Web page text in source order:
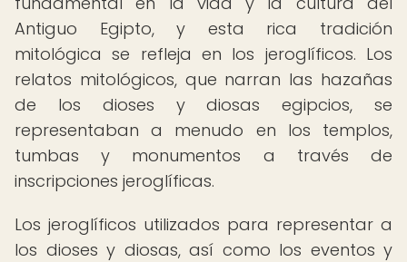
Antiguo Egipto, y esta rica tradición
mitológica se refleja en los jeroglíficos. Los
relatos mitológicos, que narran las hazañas
de los dioses y diosas egipcios, se
representaban a menudo en los templos,
tumbas y monumentos a través de
inscripciones jeroglíficas.
Los jeroglíficos utilizados para representar a
los dioses y diosas, así como los eventos y